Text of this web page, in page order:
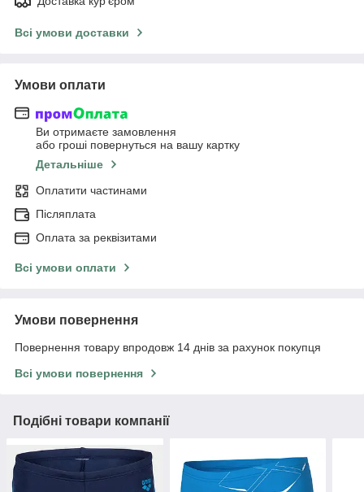
Всі умови доставки
Умови оплати
Ви отримаєте замовлення
або гроші повернуться на вашу картку
Детальніше
Оплатити частинами
Післяплата
Оплата за реквізитами
Всі умови оплати
Умови повернення
Повернення товару впродовж 14 днів за рахунок покупця
Всі умови повернення
Подібні товари компанії